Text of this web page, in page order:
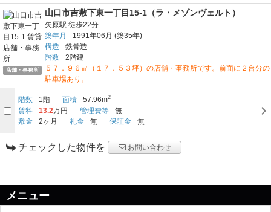
店舗・事務所
山口市吉敷下東一丁目15-1（ラ・メゾンヴェルト）
矢原駅 徒歩22分
築年月
1991年06月 (築35年)
構造
鉄骨造
階数
2階建
５７．９６㎡（１７．５３坪）の店舗・事務所です。前面に２台分の
駐車場あり。
階数 1階 面積 57.96m2
賃料 13.2万円 管理費等
無
敷金
2ヶ月 礼金 無 保証金 無
チェックした物件を お問い合わせ
メニュー